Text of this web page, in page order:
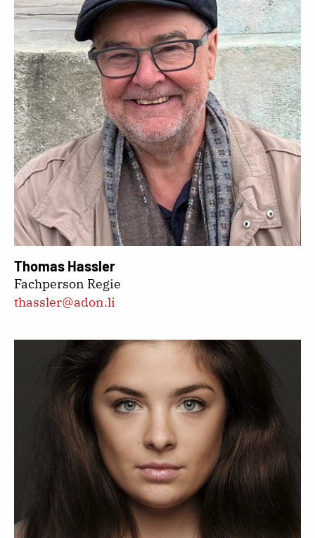
Thomas Hassler
Fachperson Regie
thassler@adon.li